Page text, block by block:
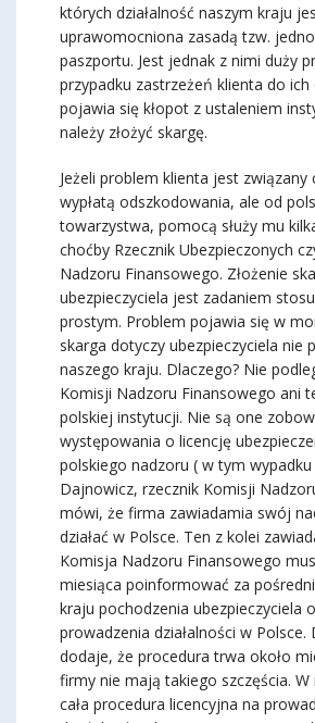
których działalność naszym kraju
uprawomocniona zasadą tzw.
paszportu. Jest jednak z nimi duży
przypadku zastrzeżeń klienta do ich
pojawia się kłopot z ustaleniem
należy złożyć skargę.
Jeżeli problem klienta jest związany
wypłatą odszkodowania, ale od
towarzystwa, pomocą służy mu
choćby Rzecznik Ubezpieczonych
Nadzoru Finansowego. Złożenie
ubezpieczyciela jest zadaniem
prostym. Problem pojawia się w
skarga dotyczy ubezpieczyciela nie
naszego kraju. Dlaczego? Nie
Komisji Nadzoru Finansowego ani
polskiej instytucji. Nie są one
występowania o licencję
polskiego nadzoru ( w tym wypadku
Dajnowicz, rzecznik Komisji
mówi, że firma zawiadamia swój
działać w Polsce. Ten z kolei
Komisja Nadzoru Finansowego
miesiąca poinformować za
kraju pochodzenia ubezpieczyciela
prowadzenia działalności w Polsce.
dodaje, że procedura trwa około
firmy nie mają takiego szczęścia. W
cała procedura licencyjna na